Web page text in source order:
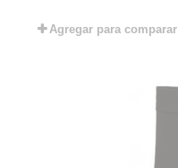
Agregar para comparar